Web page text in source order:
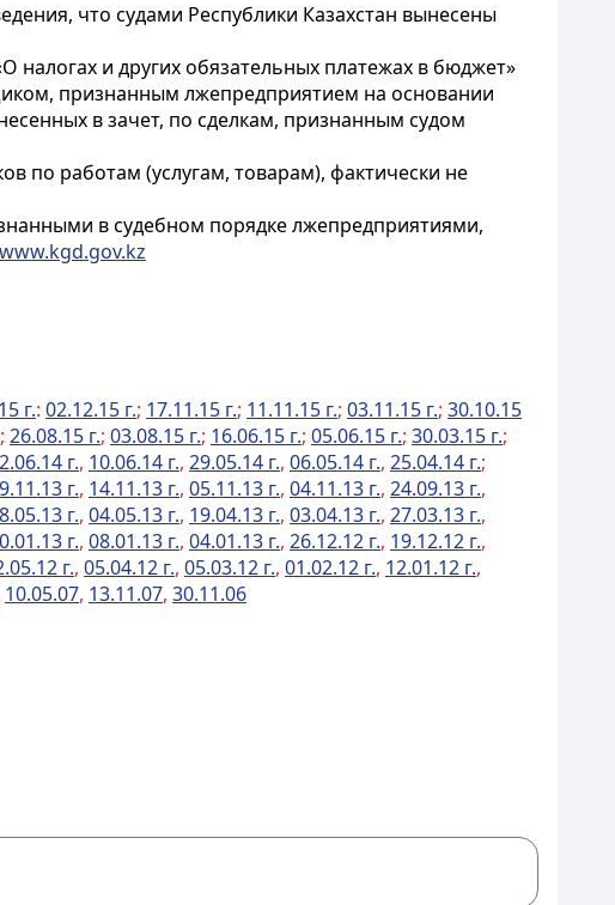
что судами Республики Казахстан вынесены
налогах и других обязательных платежах в бюджет»
признанным лжепредприятием на основании
в зачет, по сделкам, признанным судом
по работам (услугам, товарам), фактически не
в судебном порядке лжепредприятиями,
www.kgd.gov.kz
г.: 02.12.15 г.; 17.11.15 г.; 11.11.15 г.; 03.11.15 г.; 30.10.15
; 26.08.15 г.; 03.08.15 г.; 16.06.15 г.; 05.06.15 г.; 30.03.15 г.;
г., 10.06.14 г., 29.05.14 г., 06.05.14 г., 25.04.14 г.;
г., 14.11.13 г., 05.11.13 г., 04.11.13 г., 24.09.13 г.,
г., 04.05.13 г., 19.04.13 г., 03.04.13 г., 27.03.13 г.,
г., 08.01.13 г., 04.01.13 г., 26.12.12 г., 19.12.12 г.,
г., 05.04.12 г., 05.03.12 г., 01.02.12 г., 12.01.12 г.,
10.05.07, 13.11.07, 30.11.06